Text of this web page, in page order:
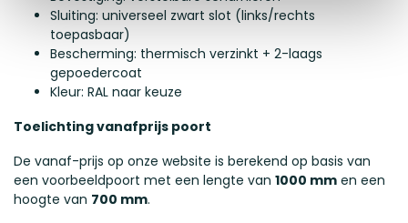
Sluiting: universeel zwart slot (links/rechts
toepasbaar)
Bescherming: thermisch verzinkt + 2-laags
gepoedercoat
Kleur: RAL naar keuze
Toelichting vanafprijs poort
De vanaf-prijs op onze website is berekend op basis van
een voorbeeldpoort met een lengte van 1000 mm en een
hoogte van 700 mm.